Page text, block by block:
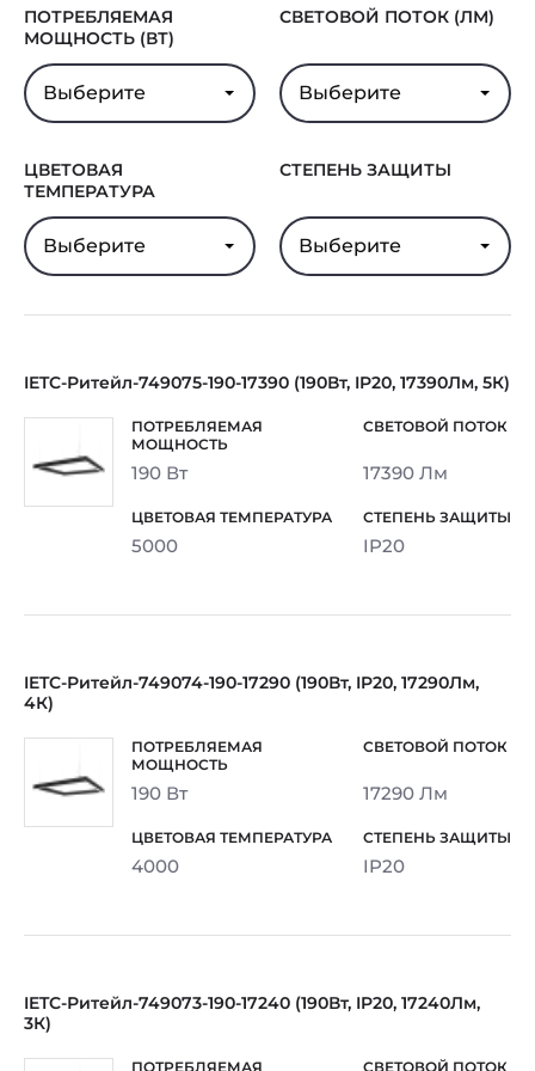
ПОТРЕБЛЯЕМАЯ
МОЩНОСТЬ (ВТ)
Выберите
СВЕТОВОЙ ПОТОК (ЛМ)
Выберите
ЦВЕТОВАЯ
ТЕМПЕРАТУРА
Выберите
СТЕПЕНЬ ЗАЩИТЫ
Выберите
IETC-Ритейл-749075-190-17390 (190Вт, IP20, 17390Лм, 5К)
190 Вт 17390 Лм
5000 IP20
IETC-Ритейл-749074-190-17290 (190Вт, IP20, 17290Лм,
4К)
190 Вт 17290 Лм
4000 IP20
IETC-Ритейл-749073-190-17240 (190Вт, IP20, 17240Лм,
3К)